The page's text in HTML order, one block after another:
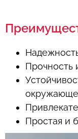
Прочность
Простая и